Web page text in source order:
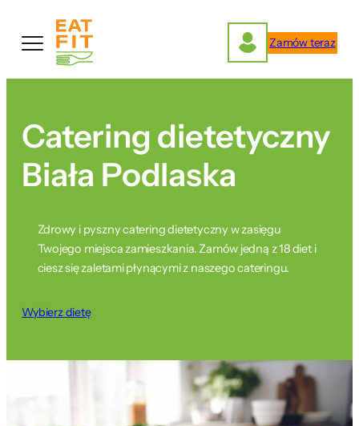
treści
Zamów teraz
Catering dietetyczny
Biała Podlaska
Zdrowy i pyszny catering dietetyczny w zasięgu
Twojego miejsca zamieszkania. Zamów jedną z 18 diet i
ciesz się zaletami płynącymi z naszego cateringu.
Wybierz dietę